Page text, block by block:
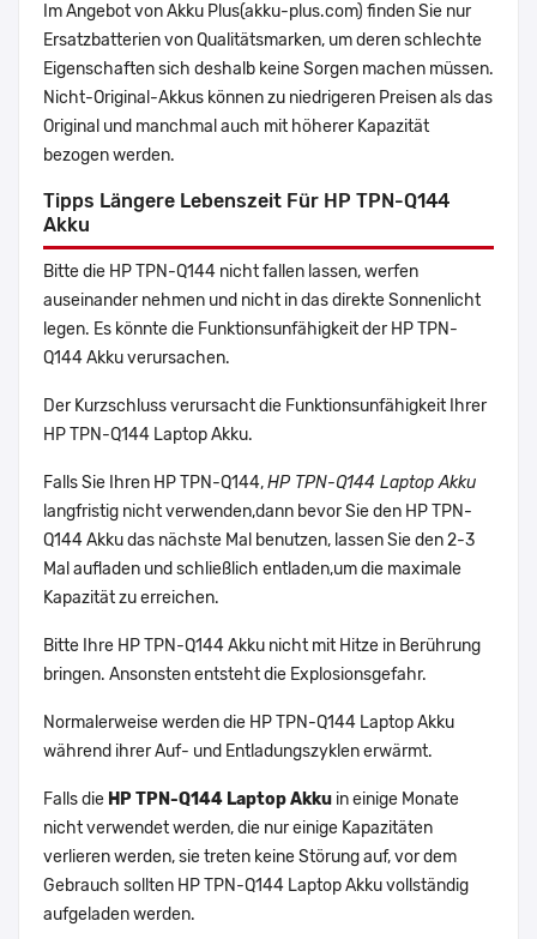
Im Angebot von Akku Plus(akku-plus.com) finden Sie nur
Ersatzbatterien von Qualitätsmarken, um deren schlechte
Eigenschaften sich deshalb keine Sorgen machen müssen.
Nicht-Original-Akkus können zu niedrigeren Preisen als das
Original und manchmal auch mit höherer Kapazität
bezogen werden.
Tipps Längere Lebenszeit Für HP TPN-Q144
Akku
Bitte die HP TPN-Q144 nicht fallen lassen, werfen
auseinander nehmen und nicht in das direkte Sonnenlicht
legen. Es könnte die Funktionsunfähigkeit der HP TPN-
Q144 Akku verursachen.
Der Kurzschluss verursacht die Funktionsunfähigkeit Ihrer
HP TPN-Q144 Laptop Akku.
Falls Sie Ihren HP TPN-Q144,HP TPN-Q144 Laptop Akku
langfristig nicht verwenden,dann bevor Sie den HP TPN-
Q144 Akku das nächste Mal benutzen, lassen Sie den 2-3
Mal aufladen und schließlich entladen,um die maximale
Kapazität zu erreichen.
Bitte Ihre HP TPN-Q144 Akku nicht mit Hitze in Berührung
bringen. Ansonsten entsteht die Explosionsgefahr.
Normalerweise werden die HP TPN-Q144 Laptop Akku
während ihrer Auf- und Entladungszyklen erwärmt.
Falls die HP TPN-Q144 Laptop Akku in einige Monate
nicht verwendet werden, die nur einige Kapazitäten
verlieren werden, sie treten keine Störung auf, vor dem
Gebrauch sollten HP TPN-Q144 Laptop Akku vollständig
aufgeladen werden.